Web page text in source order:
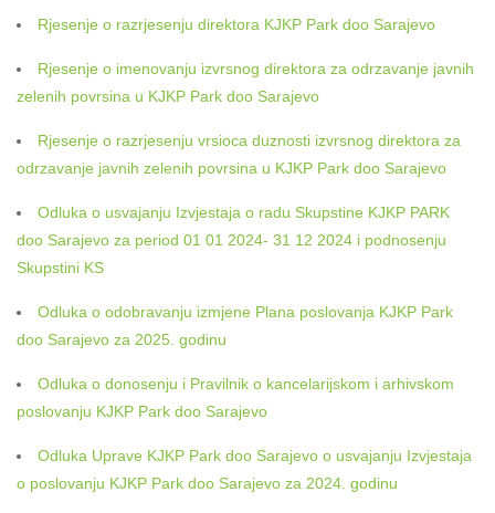
Rjesenje o razrjesenju direktora KJKP Park doo Sarajevo
Rjesenje o imenovanju izvrsnog direktora za odrzavanje javnih
zelenih povrsina u KJKP Park doo Sarajevo
Rjesenje o razrjesenju vrsioca duznosti izvrsnog direktora za
odrzavanje javnih zelenih povrsina u KJKP Park doo Sarajevo
Odluka o usvajanju Izvjestaja o radu Skupstine KJKP PARK
doo Sarajevo za period 01 01 2024- 31 12 2024 i podnosenju
Skupstini KS
Odluka o odobravanju izmjene Plana poslovanja KJKP Park
doo Sarajevo za 2025. godinu
Odluka o donosenju i Pravilnik o kancelarijskom i arhivskom
poslovanju KJKP Park doo Sarajevo
Odluka Uprave KJKP Park doo Sarajevo o usvajanju Izvjestaja
o poslovanju KJKP Park doo Sarajevo za 2024. godinu